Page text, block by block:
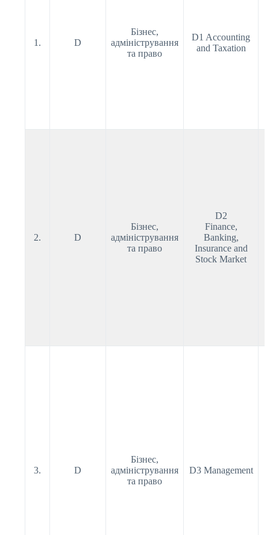
1. D
Бізнес,
адміністрування
та право
D1 Accounting
and Taxation
2. D
Бізнес,
адміністрування
та право
D2
Finance,
Banking,
Insurance and
Stock Market
3. D
Бізнес,
адміністрування
та право
D3 Management